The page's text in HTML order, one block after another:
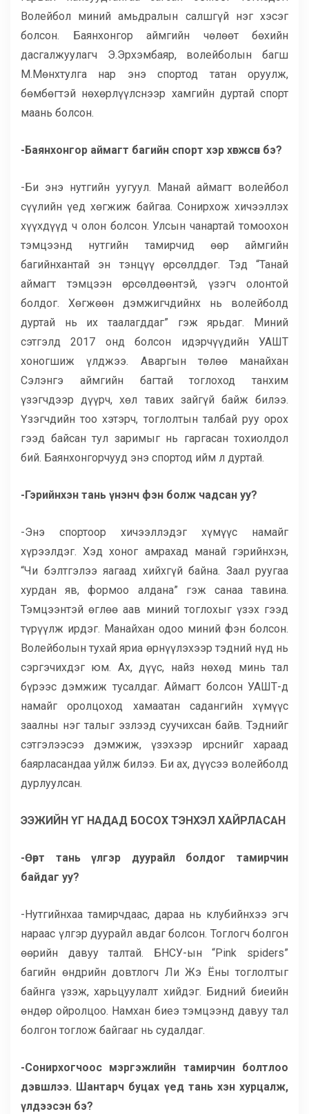
Волейбол миний амьдралын салшгүй нэг хэсэг
болсон. Баянхонгор аймгийн чөлөөт бөхийн
дасгалжуулагч Э.Эрхэмбаяр, волейболын багш
М.Мөнхтулга нар энэ спортод татан оруулж,
бөмбөгтэй нөхөрлүүлснээр хамгийн дуртай спорт
маань болсон.
-Баянхонгор аймагт багийн спорт хэр хөгжсөн бэ?
-Би энэ нутгийн уугуул. Манай аймагт волейбол
сүүлийн үед хөгжиж байгаа. Сонирхож хичээллэх
хүүхдүүд ч олон болсон. Улсын чанартай томоохон
тэмцээнд нутгийн тамирчид өөр аймгийн
багийнхантай эн тэнцүү өрсөлддөг. Тэд “Танай
аймагт тэмцээн өрсөлдөөнтэй, үзэгч олонтой
болдог. Хөгжөөн дэмжигчдийнх нь волейболд
дуртай нь их таалагддаг” гэж ярьдаг. Миний
сэтгэлд 2017 онд болсон идэрчүүдийн УАШТ
хоногшиж үлджээ. Аваргын төлөө манайхан
Сэлэнгэ аймгийн багтай тоглоход танхим
үзэгчдээр дүүрч, хөл тавих зайгүй байж билээ.
Үзэгчдийн тоо хэтэрч, тоглолтын талбай руу орох
гээд байсан тул заримыг нь гаргасан тохиолдол
бий. Баянхонгорчууд энэ спортод ийм л дуртай.
-Гэрийнхэн тань үнэнч фэн болж чадсан уу?
-Энэ спортоор хичээллэдэг хүмүүс намайг
хүрээлдэг. Хэд хоног амрахад манай гэрийнхэн,
“Чи бэлтгэлээ яагаад хийхгүй байна. Заал руугаа
хурдан яв, формоо алдана” гэж санаа тавина.
Тэмцээнтэй өглөө аав миний тоглохыг үзэх гээд
түрүүлж ирдэг. Манайхан одоо миний фэн болсон.
Волейболын тухай яриа өрнүүлэхээр тэдний нүд нь
сэргэчихдэг юм. Ах, дүүс, найз нөхөд минь тал
бүрээс дэмжиж тусалдаг. Аймагт болсон УАШТ-д
намайг оролцоход хамаатан садангийн хүмүүс
заалны нэг талыг эзлээд суучихсан байв. Тэднийг
сэтгэлээсээ дэмжиж, үзэхээр ирснийг хараад
баярласандаа уйлж билээ. Би ах, дүүсээ волейболд
дурлуулсан.
ЭЭЖИЙН ҮГ НАДАД БОСОХ ТЭНХЭЛ ХАЙРЛАСАН
-Өөрт тань үлгэр дуурайл болдог тамирчин
байдаг уу?
-Нутгийнхаа тамирчдаас, дараа нь клубийнхээ эгч
нараас үлгэр дуурайл авдаг болсон. Тоглогч болгон
өөрийн давуу талтай. БНСУ-ын “Pink spiders”
багийн өндрийн довтлогч Ли Жэ Ёны тоглолтыг
байнга үзэж, харьцуулалт хийдэг. Бидний биеийн
өндөр ойролцоо. Намхан биеэ тэмцээнд давуу тал
болгон тоглож байгааг нь судалдаг.
-Сонирхогчоос мэргэжлийн тамирчин болтлоо
дэвшлээ. Шантарч буцах үед тань хэн хурцалж,
үлдээсэн бэ?